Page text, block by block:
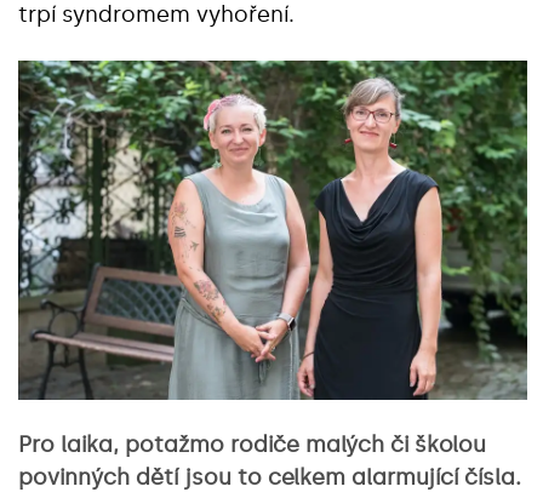
trpí syndromem vyhoření.
Pro laika, potažmo rodiče malých či školou
povinných dětí jsou to celkem alarmující čísla.